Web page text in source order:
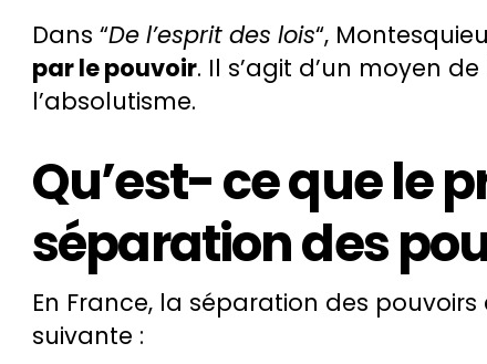
Dans “De l’esprit des lois“,
par le pouvoir. Il s’agit d’un moyen
l’absolutisme.
Qu’est- ce que le
séparation des
En France, la séparation des
suivante :